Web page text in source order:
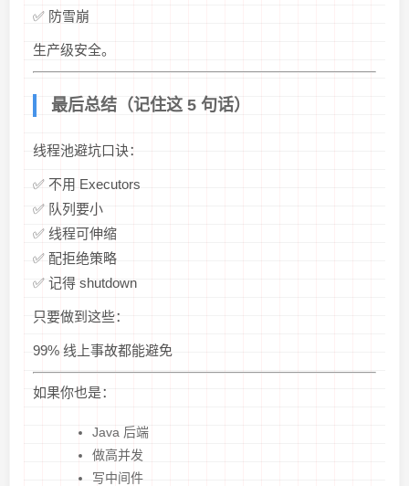
✅ 防雪崩
生产级安全。
最后总结（记住这 5 句话）
线程池避坑口诀：
✅ 不用 Executors
✅ 队列要小
✅ 线程可伸缩
✅ 配拒绝策略
✅ 记得 shutdown
只要做到这些：
99% 线上事故都能避免
如果你也是：
Java 后端
做高并发
写中间件